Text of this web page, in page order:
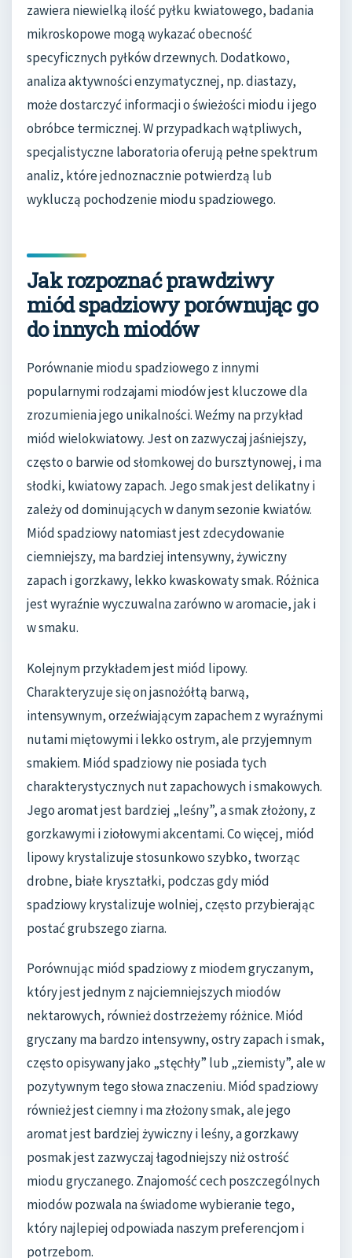
zawiera niewielką ilość pyłku kwiatowego, badania
mikroskopowe mogą wykazać obecność
specyficznych pyłków drzewnych. Dodatkowo,
analiza aktywności enzymatycznej, np. diastazy,
może dostarczyć informacji o świeżości miodu i jego
obróbce termicznej. W przypadkach wątpliwych,
specjalistyczne laboratoria oferują pełne spektrum
analiz, które jednoznacznie potwierdzą lub
wykluczą pochodzenie miodu spadziowego.
Jak rozpoznać prawdziwy
miód spadziowy porównując go
do innych miodów
Porównanie miodu spadziowego z innymi
popularnymi rodzajami miodów jest kluczowe dla
zrozumienia jego unikalności. Weźmy na przykład
miód wielokwiatowy. Jest on zazwyczaj jaśniejszy,
często o barwie od słomkowej do bursztynowej, i ma
słodki, kwiatowy zapach. Jego smak jest delikatny i
zależy od dominujących w danym sezonie kwiatów.
Miód spadziowy natomiast jest zdecydowanie
ciemniejszy, ma bardziej intensywny, żywiczny
zapach i gorzkawy, lekko kwaskowaty smak. Różnica
jest wyraźnie wyczuwalna zarówno w aromacie, jak i
w smaku.
Kolejnym przykładem jest miód lipowy.
Charakteryzuje się on jasnożółtą barwą,
intensywnym, orzeźwiającym zapachem z wyraźnymi
nutami miętowymi i lekko ostrym, ale przyjemnym
smakiem. Miód spadziowy nie posiada tych
charakterystycznych nut zapachowych i smakowych.
Jego aromat jest bardziej „leśny”, a smak złożony, z
gorzkawymi i ziołowymi akcentami. Co więcej, miód
lipowy krystalizuje stosunkowo szybko, tworząc
drobne, białe kryształki, podczas gdy miód
spadziowy krystalizuje wolniej, często przybierając
postać grubszego ziarna.
Porównując miód spadziowy z miodem gryczanym,
który jest jednym z najciemniejszych miodów
nektarowych, również dostrzeżemy różnice. Miód
gryczany ma bardzo intensywny, ostry zapach i smak,
często opisywany jako „stęchły” lub „ziemisty”, ale w
pozytywnym tego słowa znaczeniu. Miód spadziowy
również jest ciemny i ma złożony smak, ale jego
aromat jest bardziej żywiczny i leśny, a gorzkawy
posmak jest zazwyczaj łagodniejszy niż ostrość
miodu gryczanego. Znajomość cech poszczególnych
miodów pozwala na świadome wybieranie tego,
który najlepiej odpowiada naszym preferencjom i
potrzebom.